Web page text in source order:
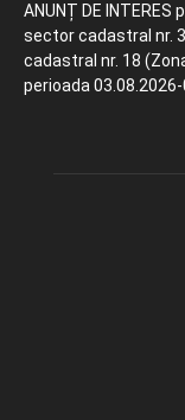
ANUNȚ DE
sector cadastral nr.
cadastral nr. 18
perioada